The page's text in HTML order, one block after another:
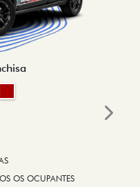
OS OCUPANTES
Next